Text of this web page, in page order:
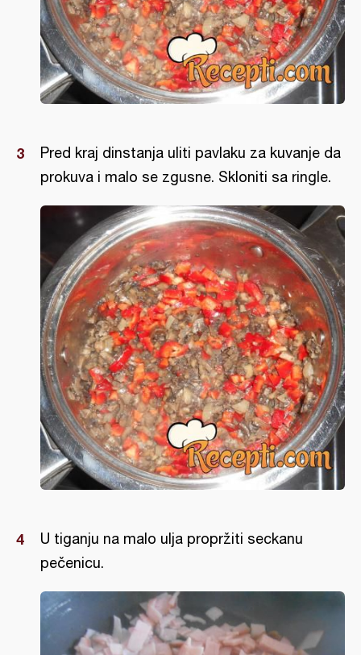
Pred kraj dinstanja uliti pavlaku za kuvanje da
prokuva i malo se zgusne. Skloniti sa ringle.
U tiganju na malo ulja propržiti seckanu
pečenicu.